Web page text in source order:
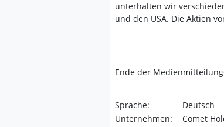
unterhalten wir
und den USA. Die Aktien
Ende der
Sprache:
Deutsch
Unternehmen:
Comet